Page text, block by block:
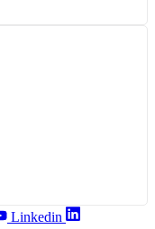
Linkedin